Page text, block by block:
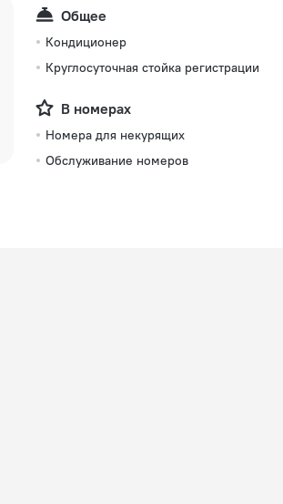
Общее
Кондиционер
Круглосуточная стойка регистрации
В номерах
Номера для некурящих
Обслуживание номеров